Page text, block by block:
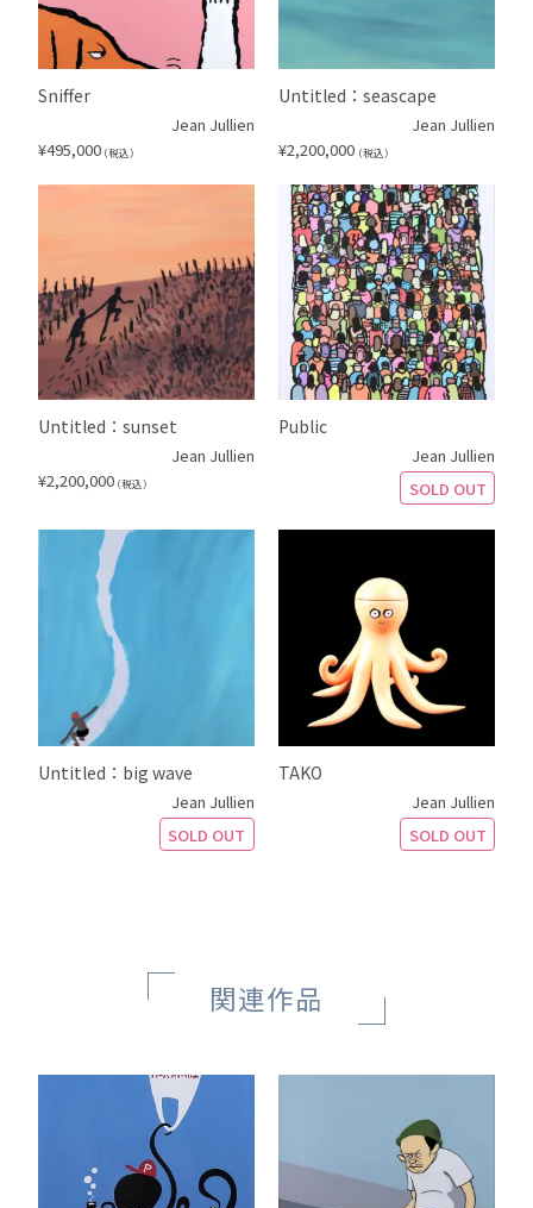
Sniffer
Jean Jullien
¥495,000 （税込）
Untitled：seascape
Jean Jullien
¥2,200,000 （税込）
Untitled：sunset
Jean Jullien
¥2,200,000 （税込）
Public
Jean Jullien
SOLD OUT
Untitled：big wave
Jean Jullien
SOLD OUT
TAKO
Jean Jullien
SOLD OUT
関連作品